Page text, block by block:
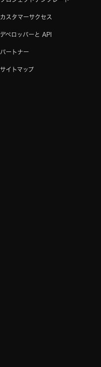
カスタマーサクセス
デベロッパーと API
パートナー
サイトマップ